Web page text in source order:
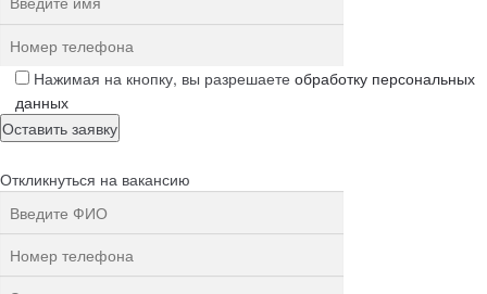
Нажимая на кнопку, вы разрешаете обработку персональных
данных
Откликнуться на вакансию